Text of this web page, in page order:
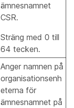
ämnesnamnet
CSR.
Sträng med 0 till
64 tecken.
Anger namnen på
organisationsenh
eterna för
ämnesnamnet på